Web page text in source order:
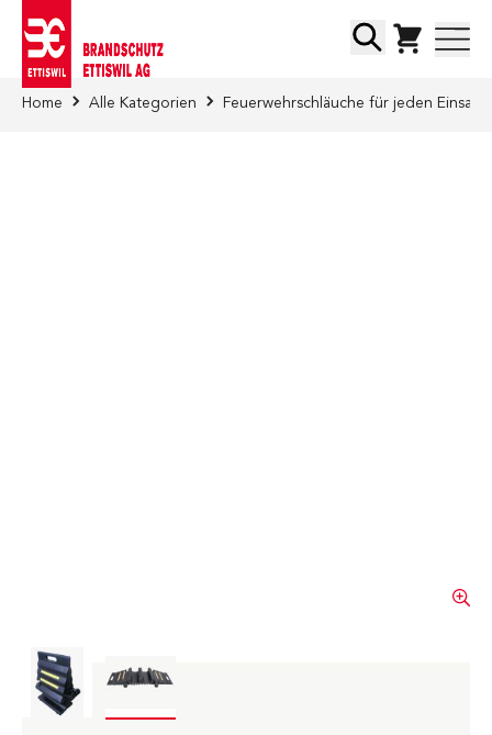
Suche
Home Alle Kategorien Feuerwehrschläuche für jeden Einsatz
View larger image